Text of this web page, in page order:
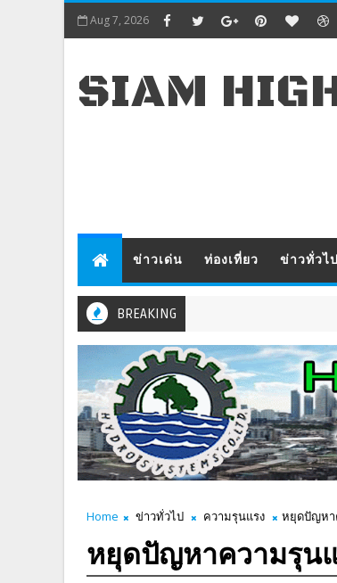
Aug 7, 2026
SIAM
ข่าวเด่น ท่องเที่ยว ข่าวทั่วไป
BREAKING
Home ข่าวทั่วไป ความรุนแรง หยุดปัญหา
หยุดปัญหาความรุน